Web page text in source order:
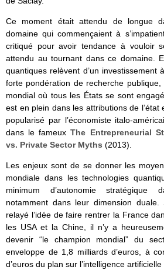
Ce moment était attendu de longue
domaine qui commençaient à
critiqué pour avoir tendance à vouloir
attendu au tournant dans ce domaine.
quantiques relèvent d’un
forte pondération de recherche
mondial où tous les États se sont
est en plein dans les attributions de
popularisé par l’économiste italo-
dans le fameuxThe Entrepreneurial
vs. Private Sector Myths (2013).
Les enjeux sont de se donner les
mondiale dans les technologies
minimum d’autonomie stratégique
notamment dans leur dimension
relayé l’idée de faire rentrer la France
les USA et la Chine, il n’y a
devenir “le champion mondial” du
enveloppe de 1,8 milliards d’euros, à
d’euros du plan sur l’intelligence